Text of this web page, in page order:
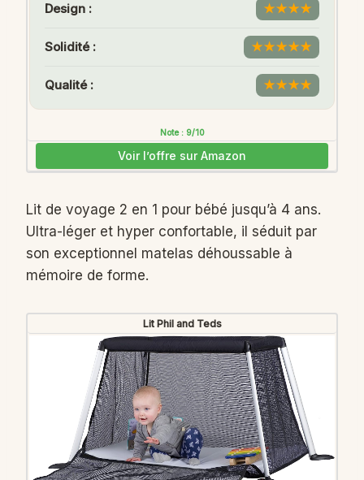
Design : ★★★★
Solidité : ★★★★★
Qualité : ★★★★
Note : 9/10
Voir l’offre sur Amazon
Lit de voyage 2 en 1 pour bébé jusqu’à 4 ans.
Ultra-léger et hyper confortable, il séduit par
son exceptionnel matelas déhoussable à
mémoire de forme.
Lit Phil and Teds